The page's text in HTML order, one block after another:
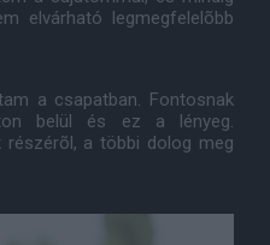
elvárható legmegfelelõbb
a csapatban. Fontosnak
belül és ez a lényeg.
a többi dolog meg